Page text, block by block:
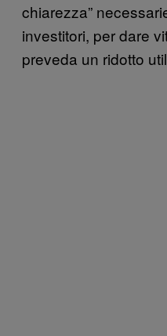
chiarezza”
investitori, per dare
preveda un ridotto